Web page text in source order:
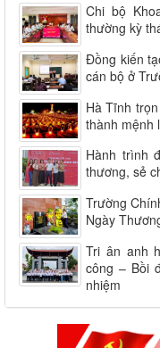
Chi bộ
thường kỳ
Đồng kiến
cán bộ ở
Hà Tĩnh
thành mệnh
Hành trình
thương, sẻ
Trường
Ngày
Tri ân anh
công – Bồi
nhiệm